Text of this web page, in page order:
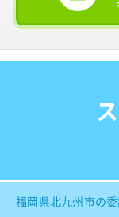
福岡県北九州市の